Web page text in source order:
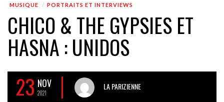
MUSIQUE PORTRAITS ET INTERVIEWS
CHICO & THE GYPSIES ET
HASNA : UNIDOS
23 NOV
2021
LA PARIZIENNE